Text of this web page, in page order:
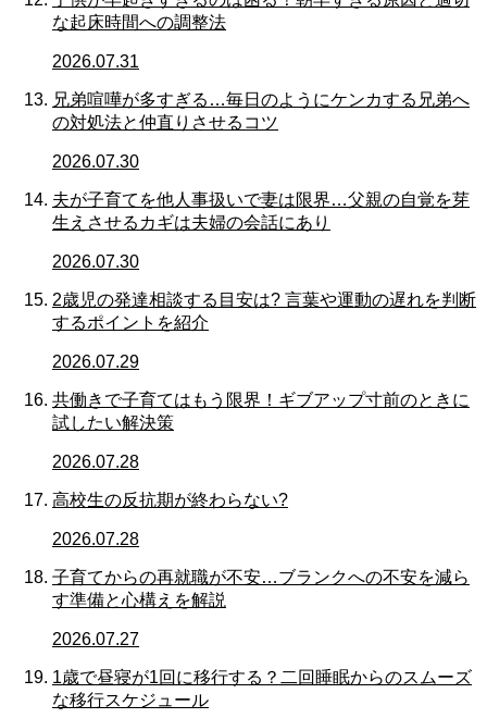
な起床時間への調整法
2026.07.31
兄弟喧嘩が多すぎる…毎日のようにケンカする兄弟へ
の対処法と仲直りさせるコツ
2026.07.30
夫が子育てを他人事扱いで妻は限界…父親の自覚を芽
生えさせるカギは夫婦の会話にあり
2026.07.30
2歳児の発達相談する目安は? 言葉や運動の遅れを判断
するポイントを紹介
2026.07.29
共働きで子育てはもう限界！ギブアップ寸前のときに
試したい解決策
2026.07.28
高校生の反抗期が終わらない?
2026.07.28
子育てからの再就職が不安…ブランクへの不安を減ら
す準備と心構えを解説
2026.07.27
1歳で昼寝が1回に移行する？二回睡眠からのスムーズ
な移行スケジュール